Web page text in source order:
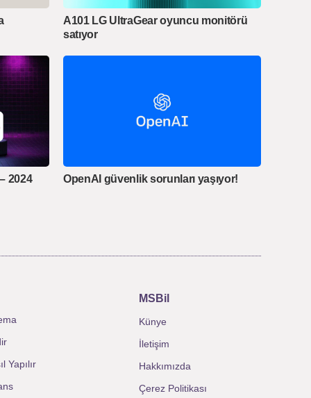
A101 LG UltraGear oyuncu monitörü
satıyor
2024 OpenAI güvenlik sorunları yaşıyor!
Yapılır
MSBil
Künye
İletişim
Hakkımızda
Çerez Politikası